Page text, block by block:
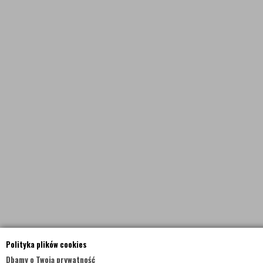
Polityka plików cookies
Dbamy o Twoją prywatność